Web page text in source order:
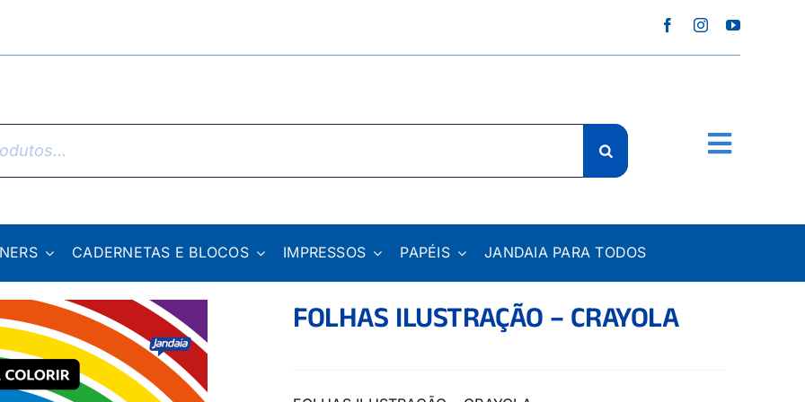
CADERNETAS E BLOCOS IMPRESSOS PAPÉIS JANDAIA PARA TODOS
FOLHAS ILUSTRAÇÃO – CRAYOLA